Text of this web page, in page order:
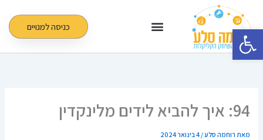
פתח סרגל נגישות
לתוכן
כניסה למנויים
94: איך להביא לידים מלינקדין
מאת רוחמה סלע/4 בינואר 2024